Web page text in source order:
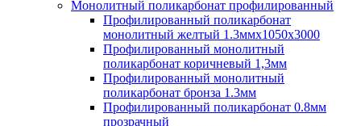
Монолитный поликарбонат профилированный
Профилированный поликарбонат
монолитный желтый 1.3ммх1050х3000
Профилированный монолитный
поликарбонат коричневый 1,3мм
Профилированный монолитный
поликарбонат бронза 1.3мм
Профилированный поликарбонат 0.8мм
прозрачный